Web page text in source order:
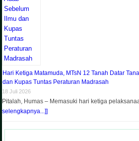
Hari Ketiga Matamuda, MTsN 12 Tanah Datar
dan Kupas Tuntas Peraturan Madrasah
18 Juli 2026
Pitalah, Humas – Memasuki hari ketiga
selengkapnya...]]